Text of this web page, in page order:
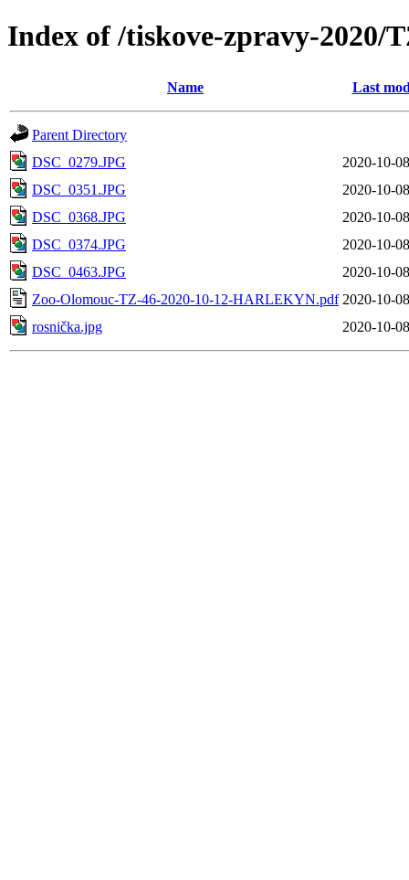
Index of /tiskove-zpravy-2020/
Name Last
Parent Directory
DSC_0279.JPG
2020-10-
DSC_0351.JPG
2020-10-
DSC_0368.JPG
2020-10-
DSC_0374.JPG
2020-10-
DSC_0463.JPG
2020-10-
Zoo-Olomouc-TZ-46-2020-10-12-HARLEKYN.pdf 2020-10-
rosnička.jpg
2020-10-